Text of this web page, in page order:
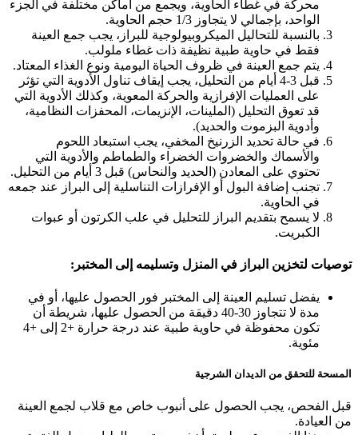
محركة في غطاء الحاوية، ويجمع من أماكن مختلفة في الجزء
الواحد، بإجمالي لا يتجاوز 1/3 حجم الحاوية.
بالنسبة للتحاليل الميكروبيولوجية للبراز، يجب جمع العينة
فقط في حاوية طبية نظيفة ذات غطاء ملولب.
يتم جمع العينة في ظروف الحياة اليومية ونوع الغذاء المعتاد.
قبل 3-4 أيام من التحليل، يجب إيقاف تناول الأدوية التي تؤثر
على العمليات الإفرازية والحركة المعوية، وكذلك الأدوية التي
قد تعوق التحليل (الملينات، الإنزيمات، المحفزات النظامية،
وأدوية البزموت والحديد).
في حالة تحديد الزرنيخ المخفي، يجب استبعاد اللحوم
والأسماك والخضروات الخضراء والطماطم والأدوية التي
تحتوي على المعادن (الحديد والنحاس) قبل 3 أيام من التحليل.
تجنب إضافة البول أو الإفرازات التناسلية إلى البراز عند جمعه
في الحاوية.
لا يسمح بتقديم البراز للتحليل في علب الكرتون أو عبوات
الكبريت.
توصيات لتخزين البراز في المنزل وتسليمه إلى المختبر:
يفضل تسليم العينة إلى المختبر فور الحصول عليها، أو في
مدة لا تتجاوز 30-40 دقيقة من الحصول عليها، شريطة أن
تكون محفوظة في حاوية طبية عند درجة حرارة +2 إلى +4
مئوية.
المسحة للتحقق من الديدان الشرجية
قبل الفحص، يجب الحصول على أنبوب خاص مع قلاب لجمع العينة
من العيادة.